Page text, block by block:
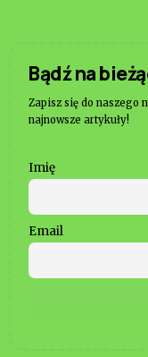
Bądź na
Zapisz się do naszego
najnowsze artykuły!
Imię
Email